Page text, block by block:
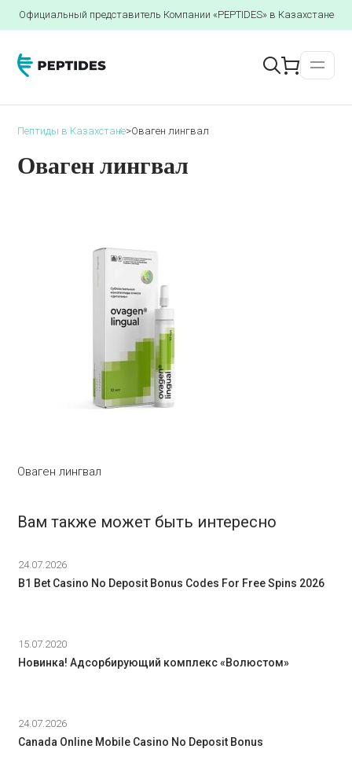
Официальный представитель Компании «PEPTIDES» в Казахстане
Пептиды в Казахстане>Оваген лингвал
Оваген лингвал
Оваген лингвал
Вам также может быть интересно
24.07.2026
B1 Bet Casino No Deposit Bonus Codes For Free Spins 2026
15.07.2020
Новинка! Адсорбирующий комплекс «Волюстом»
24.07.2026
Canada Online Mobile Casino No Deposit Bonus